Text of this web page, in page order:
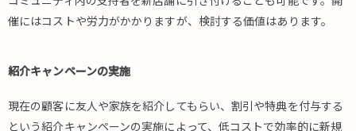
催にはコストや労力がかかりますが、検討する価値はあります。
紹介キャンペーンの実施
現在の顧客に友人や家族を紹介してもらい、割引や特典を付与する
という紹介キャンペーンの実施によって、低コストで効率的に新規